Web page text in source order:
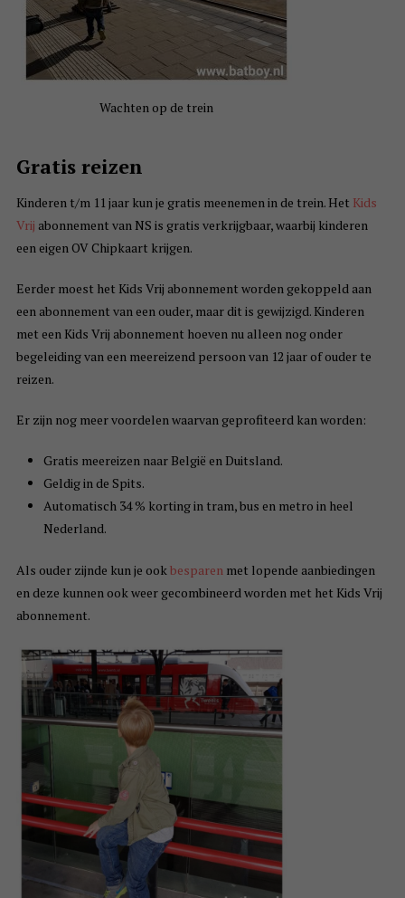
Wachten op de trein
Gratis reizen
Kinderen t/m 11 jaar kun je gratis meenemen in de trein. Het Kids
Vrij abonnement van NS is gratis verkrijgbaar, waarbij kinderen
een eigen OV Chipkaart krijgen.
Eerder moest het Kids Vrij abonnement worden gekoppeld aan
een abonnement van een ouder, maar dit is gewijzigd. Kinderen
met een Kids Vrij abonnement hoeven nu alleen nog onder
begeleiding van een meereizend persoon van 12 jaar of ouder te
reizen.
Er zijn nog meer voordelen waarvan geprofiteerd kan worden:
Gratis meereizen naar België en Duitsland.
Geldig in de Spits.
Automatisch 34 % korting in tram, bus en metro in heel
Nederland.
Als ouder zijnde kun je ook besparen met lopende aanbiedingen
en deze kunnen ook weer gecombineerd worden met het Kids Vrij
abonnement.